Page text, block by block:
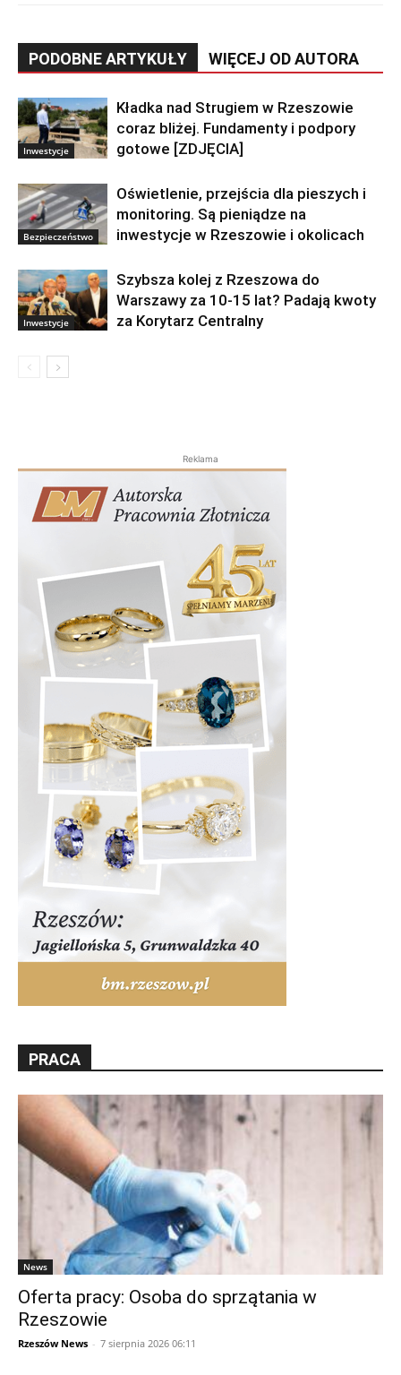
PODOBNE ARTYKUŁY WIĘCEJ OD AUTORA
Inwestycje
Kładka nad Strugiem w Rzeszowie
coraz bliżej. Fundamenty i podpory
gotowe [ZDJĘCIA]
Bezpieczeństwo
Oświetlenie, przejścia dla pieszych i
monitoring. Są pieniądze na
inwestycje w Rzeszowie i okolicach
Inwestycje
Szybsza kolej z Rzeszowa do
Warszawy za 10-15 lat? Padają kwoty
za Korytarz Centralny
Reklama
PRACA
News
Oferta pracy: Osoba do sprzątania w
Rzeszowie
Rzeszów News - 7 sierpnia 2026 06:11